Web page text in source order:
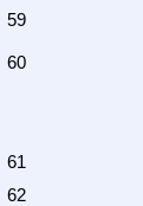
59
60
61
62